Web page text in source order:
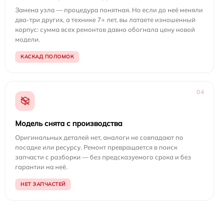
Замена узла — процедура понятная. Но если до неё меняли
два-три других, а технике 7+ лет, вы латаете изношенный
корпус: сумма всех ремонтов давно обогнала цену новой
модели.
КАСКАД ПОЛОМОК
04
Модель снята с производства
Оригинальных деталей нет, аналоги не совпадают по
посадке или ресурсу. Ремонт превращается в поиск
запчасти с разборки — без предсказуемого срока и без
гарантии на неё.
НЕТ ЗАПЧАСТЕЙ